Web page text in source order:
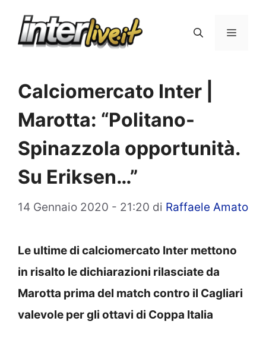
Menu
Calciomercato Inter |
Marotta: “Politano-
Spinazzola opportunità.
Su Eriksen…”
14 Gennaio 2020 - 21:20 di Raffaele Amato
Le ultime di calciomercato Inter mettono
in risalto le dichiarazioni rilasciate da
Marotta prima del match contro il Cagliari
valevole per gli ottavi di Coppa Italia